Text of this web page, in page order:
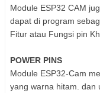
Module ESP32 CAM
dapat di program
Fitur atau Fungsi pin
POWER PINS
Module ESP32-Cam
yang warna hitam. dan